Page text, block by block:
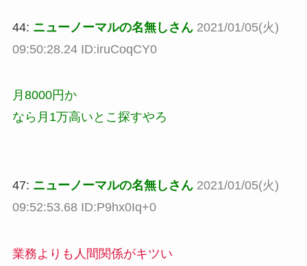
44: ニューノーマルの名無しさん 2021/01/05(火)
09:50:28.24 ID:iruCoqCY0
月8000円か
なら月1万高いとこ探すやろ
47: ニューノーマルの名無しさん 2021/01/05(火)
09:52:53.68 ID:P9hx0Iq+0
業務よりも人間関係がキツい